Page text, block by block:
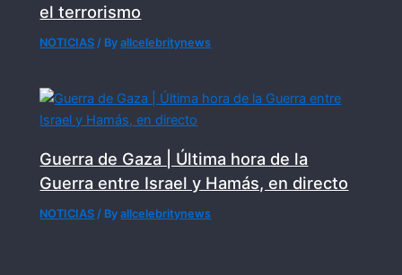
el terrorismo
NOTICIAS / Byallcelebritynews
Guerra de Gaza | Última hora de la
Guerra entre Israel y Hamás, en directo
NOTICIAS / Byallcelebritynews